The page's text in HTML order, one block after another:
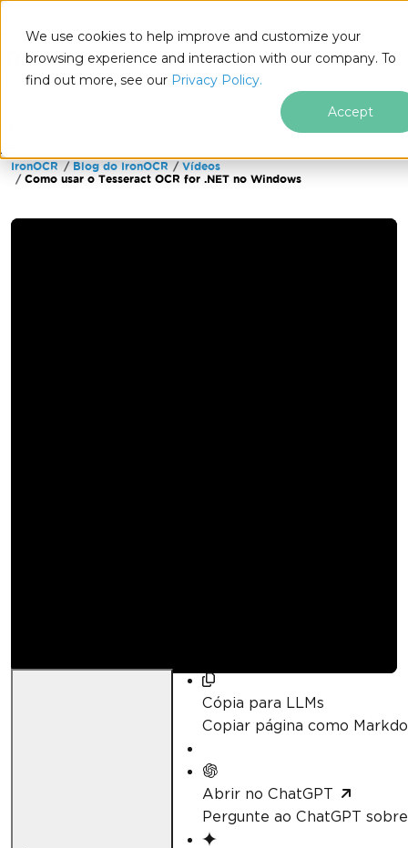
We use cookies to help improve and customize your
browsing experience and interaction with our company. To
find out more, see our Privacy Policy.
Accept
Ir para o conteúdo do rodapé
IronOCR Blog do IronOCR
Vídeos
Como usar o Tesseract OCR for .NET no Windows
Cópia para LLMs
Copiar página como
Abrir no ChatGPT
Pergunte ao ChatGPT